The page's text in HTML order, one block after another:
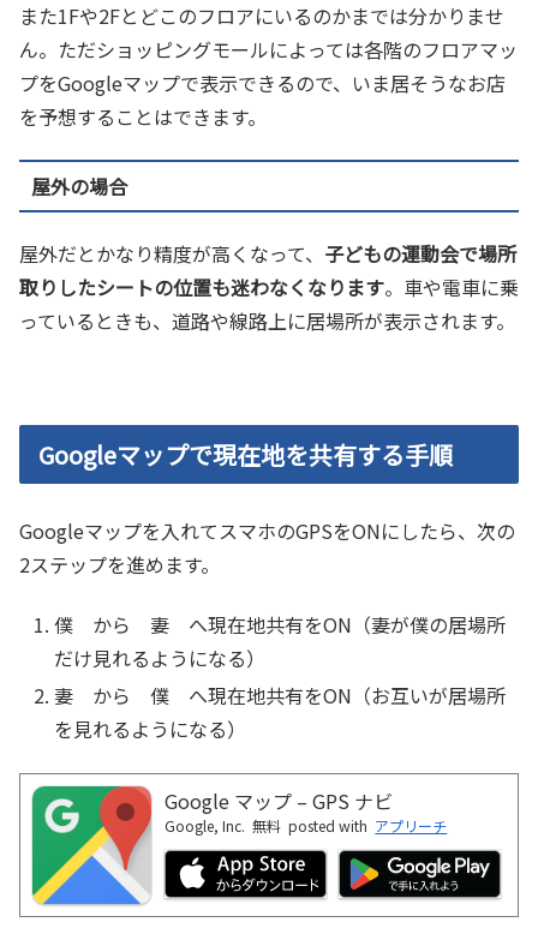
また1Fや2Fとどこのフロアにいるのかまでは分かりませ
ん。ただショッピングモールによっては各階のフロアマッ
プをGoogleマップで表示できるので、いま居そうなお店
を予想することはできます。
屋外の場合
屋外だとかなり精度が高くなって、 子どもの運動会で場所
取りしたシートの位置も迷わなくなります。車や電車に乗
っているときも、道路や線路上に居場所が表示されます。
Googleマップで現在地を共有する手順
Googleマップを入れてスマホのGPSをONにしたら、次の
2ステップを進めます。
僕 から 妻 へ現在地共有をON（妻が僕の居場所
だけ見れるようになる）
妻 から 僕 へ現在地共有をON（お互いが居場所
を見れるようになる）
Google マップ – GPS ナビ
Google, Inc. 無料 posted with アプリーチ